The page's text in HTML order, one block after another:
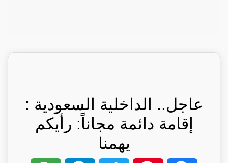
عاجل.. الداخلية السعودية :
إقامة دائمة مجاناً: رأيكم
يهمنا